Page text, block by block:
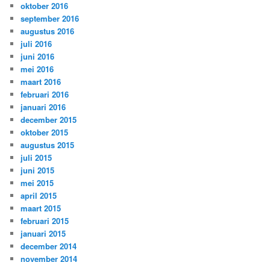
oktober 2016
september 2016
augustus 2016
juli 2016
juni 2016
mei 2016
maart 2016
februari 2016
januari 2016
december 2015
oktober 2015
augustus 2015
juli 2015
juni 2015
mei 2015
april 2015
maart 2015
februari 2015
januari 2015
december 2014
november 2014